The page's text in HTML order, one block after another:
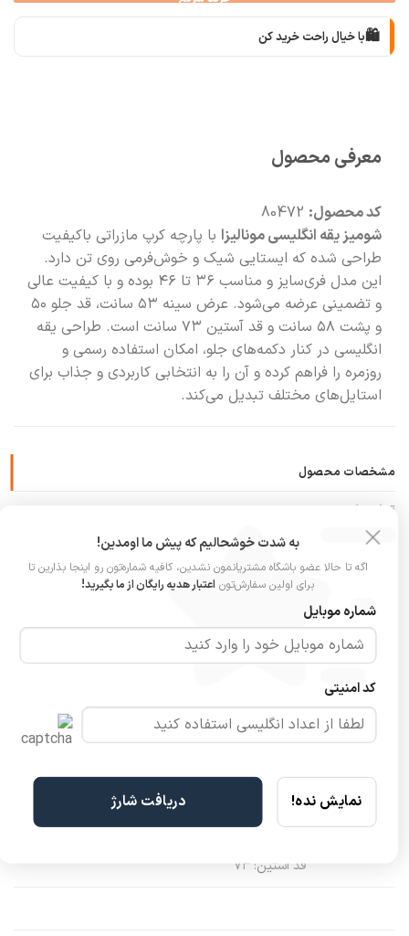
🛍️با خیال راحت خرید کن
🧡بعد از خرید هم کنارتیم
معرفی محصول
کد محصول: 80472
شومیز یقه انگلیسی مونالیزابا پارچه کرپ مازراتی باکیفیت
طراحی شده که ایستایی شیک و خوش‌فرمی روی تن دارد.
این مدل فری‌سایز و مناسب ۳۶ تا ۴۶ بوده و با کیفیت عالی
و تضمینی عرضه می‌شود. عرض سینه ۵۳ سانت، قد جلو ۵۰
و پشت ۵۸ سانت و قد آستین ۷۳ سانت است. طراحی یقه
انگلیسی در کنار دکمه‌های جلو، امکان استفاده رسمی و
روزمره را فراهم کرده و آن را به انتخابی کاربردی و جذاب برای
استایل‌های مختلف تبدیل می‌کند.
مشخصات محصول
توضیحات
نظرات (0)
سفید, مشکی, موکا
شومیز یقه انگلیسی مونالیزا
جنس
جزئیات یقه انگلیسی، باز و بسته شدن با دکمه
سایزبندی فری‌سایز (مناسب ۳۶ تا ۴۶)
عرض سینه: ۵۳ (دور ۱۰۶)
قد جلو: ۵۰
قد آستین: ۷۳
به شدت خوشحالیم که پیش ما اومدین!
اگه تا حالا عضو باشگاه مشتریانمون نشدین، کافیه شماره‌تون رو اینجا بذارین تا
برای اولین سفارش‌توناعتبار هدیه رایگان از ما بگیرید!
شماره موبایل
کد امنیتی
نمایش نده! دریافت شارژ